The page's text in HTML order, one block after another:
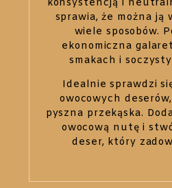
konsystencją i
sprawia, że można ją
wiele sposobów.
ekonomiczna
smakach i
Idealnie sprawdzi
owocowych
pyszna przekąska.
owocową nutę i
deser, który